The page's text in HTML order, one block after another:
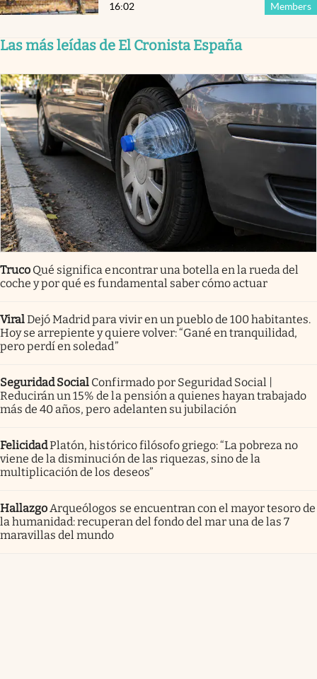
Members
16:02
Las más leídas de El Cronista España
Truco Qué significa encontrar una botella en la rueda del
coche y por qué es fundamental saber cómo actuar
ViralDejó Madrid para vivir en un pueblo de 100 habitantes.
Hoy se arrepiente y quiere volver: “Gané en tranquilidad,
pero perdí en soledad”
Seguridad Social Confirmado por Seguridad Social |
Reducirán un 15% de la pensión a quienes hayan trabajado
más de 40 años, pero adelanten su jubilación
FelicidadPlatón, histórico filósofo griego: “La pobreza no
viene de la disminución de las riquezas, sino de la
multiplicación de los deseos”
HallazgoArqueólogos se encuentran con el mayor tesoro de
la humanidad: recuperan del fondo del mar una de las 7
maravillas del mundo